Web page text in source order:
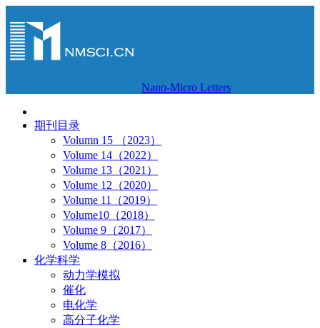
Nano-Micro Letters
期刊目录
Volumn 15 （2023）
Volume 14（2022）
Volume 13（2021）
Volume 12（2020）
Volume 11（2019）
Volume10（2018）
Volume 9（2017）
Volume 8（2016）
化学科学
动力学模拟
催化
电化学
高分子化学